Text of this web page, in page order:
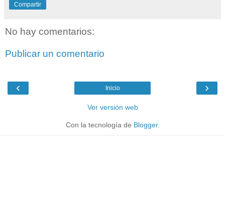
Compartir
No hay comentarios:
Publicar un comentario
‹ ›
Inicio
Ver versión web
Con la tecnología de Blogger.